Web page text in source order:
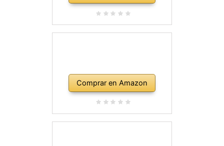
Comprar en Amazon